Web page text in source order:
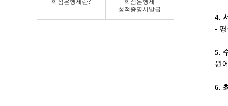
학점은행제란?
학점은행제
성적증명서발급
4.
-
5.
원
6.